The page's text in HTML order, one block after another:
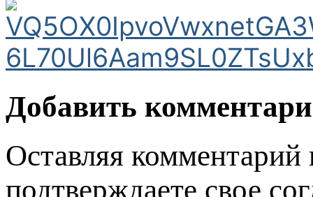
Добавить
Оставляя
подтверждаете свое